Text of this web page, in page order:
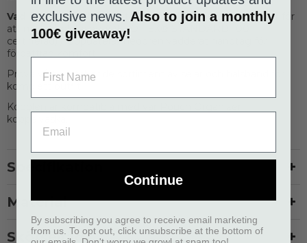
Vad är nytt:Nytt polyesterrep med uppdaterat mönster för
att motstå blekning (OEKO-TEX® STANDARD 100
certifierad) / Uppdaterat neopren vadderat handtag för
förbättrad komfort.
Prova vårt matchande sortiment av selar och halsband för
komplett outfit.
Kopplen är kompatibla med vår Pouch Organizer
koppelväska.
Specifikation
Material
Skötselråd
exclusive news. Also to join a monthly
100€ giveaway!
Continue
By subscribing you agree to receive email marketing
from us. To opt out, click unsubscribe at the bottom of